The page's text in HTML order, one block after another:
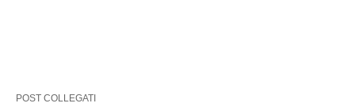
POST COLLEGATI